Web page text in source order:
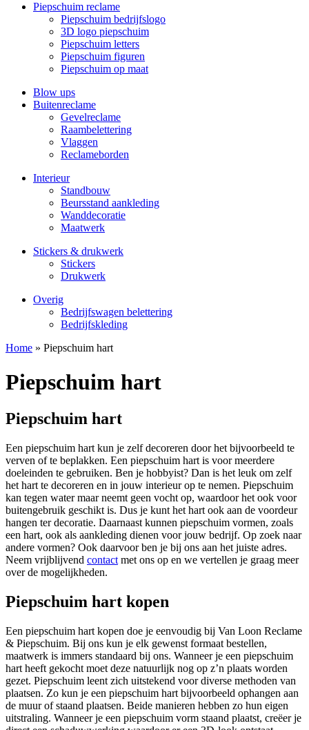
Piepschuim reclame
Piepschuim bedrijfslogo
3D logo piepschuim
Piepschuim letters
Piepschuim figuren
Piepschuim op maat
Blow ups
Buitenreclame
Gevelreclame
Raambelettering
Vlaggen
Reclameborden
Interieur
Standbouw
Beursstand aankleding
Wanddecoratie
Maatwerk
Stickers & drukwerk
Stickers
Drukwerk
Overig
Bedrijfswagen belettering
Bedrijfskleding
Home » Piepschuim hart
Piepschuim hart
Piepschuim hart
Een piepschuim hart kun je zelf decoreren door het bijvoorbeeld te
verven of te beplakken. Een piepschuim hart is voor meerdere
doeleinden te gebruiken. Ben je hobbyist? Dan is het leuk om zelf
het hart te decoreren en in jouw interieur op te nemen. Piepschuim
kan tegen water maar neemt geen vocht op, waardoor het ook voor
buitengebruik geschikt is. Dus je kunt het hart ook aan de voordeur
hangen ter decoratie. Daarnaast kunnen piepschuim vormen, zoals
een hart, ook als aankleding dienen voor jouw bedrijf. Op zoek naar
andere vormen? Ook daarvoor ben je bij ons aan het juiste adres.
Neem vrijblijvend contact met ons op en we vertellen je graag meer
over de mogelijkheden.
Piepschuim hart kopen
Een piepschuim hart kopen doe je eenvoudig bij Van Loon Reclame
& Piepschuim. Bij ons kun je elk gewenst formaat bestellen,
maatwerk is immers standaard bij ons. Wanneer je een piepschuim
hart heeft gekocht moet deze natuurlijk nog op z’n plaats worden
gezet. Piepschuim leent zich uitstekend voor diverse methoden van
plaatsen. Zo kun je een piepschuim hart bijvoorbeeld ophangen aan
de muur of staand plaatsen. Beide manieren hebben zo hun eigen
uitstraling. Wanneer je een piepschuim vorm staand plaatst, creëer je